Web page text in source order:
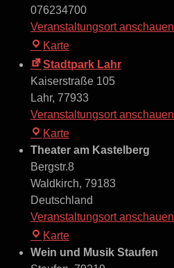
076234700
Veranstaltungsort anschauen
Karte
Josefshaus
Herten
Stadtpark Lahr
Kaiserstraße 105
Lahr, 77933
Veranstaltungsort anschauen
Karte
Lahr
Theater am Kastelberg
Bergstr.8
Waldkirch, 79183
Deutschland
Veranstaltungsort anschauen
Karte
am
Wein und Musik Staufen